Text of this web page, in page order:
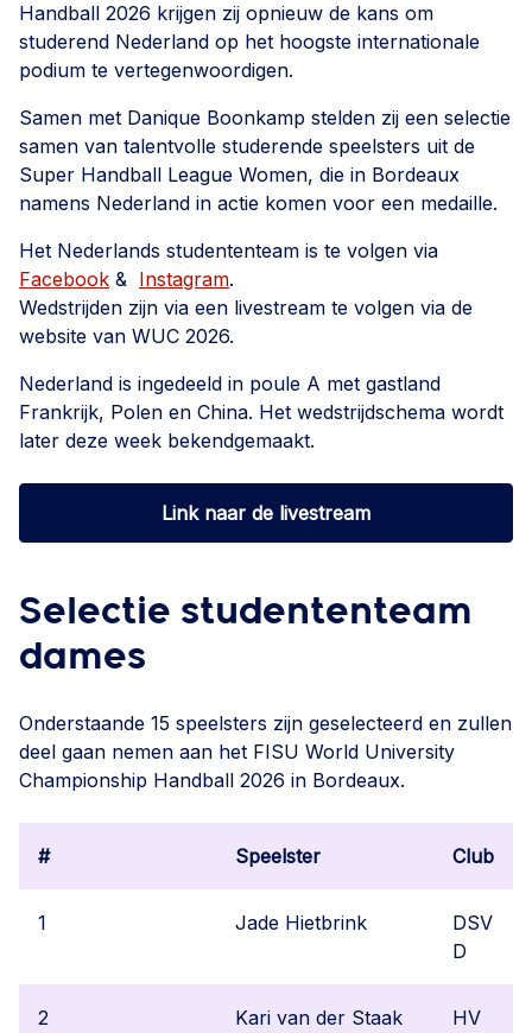
Handball 2026 krijgen zij opnieuw de kans om
studerend Nederland op het hoogste internationale
podium te vertegenwoordigen.
Samen met Danique Boonkamp stelden zij een selectie
samen van talentvolle studerende speelsters uit de
Super Handball League Women, die in Bordeaux
namens Nederland in actie komen voor een medaille.
Het Nederlands studententeam is te volgen via
Facebook & Instagram.
Wedstrijden zijn via een livestream te volgen via de
website van WUC 2026.
Nederland is ingedeeld in poule A met gastland
Frankrijk, Polen en China. Het wedstrijdschema wordt
later deze week bekendgemaakt.
Link naar de livestream
Selectie studententeam
dames
Onderstaande 15 speelsters zijn geselecteerd en zullen
deel gaan nemen aan het FISU World University
Championship Handball 2026 in Bordeaux.
# Speelster Club
1 Jade Hietbrink
DSV
D
2 Kari van der Staak
HV